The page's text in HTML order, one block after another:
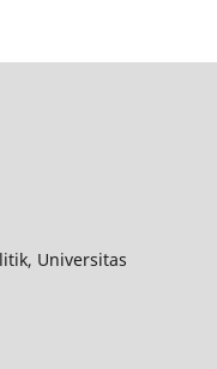
Universitas